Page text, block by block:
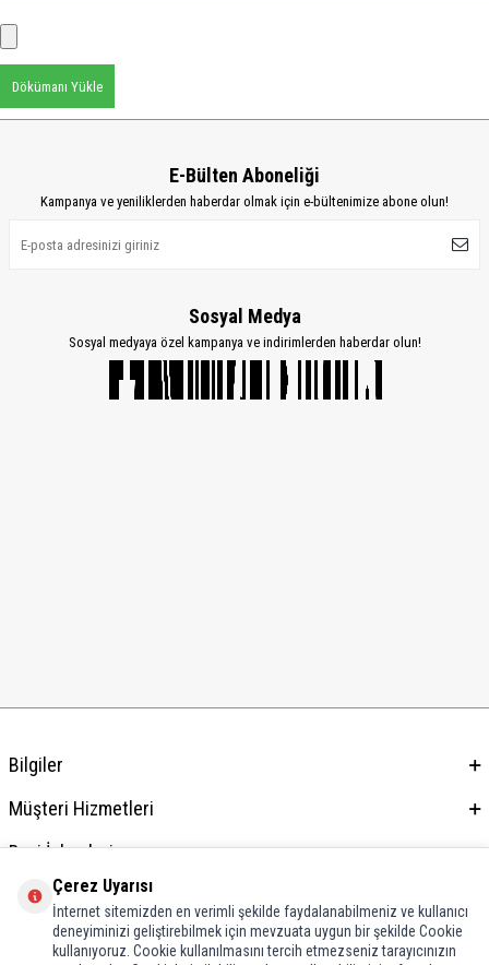
Dökümanı Yükle
E-Bülten Aboneliği
Kampanya ve yeniliklerden haberdar olmak için e-bültenimize abone olun!
Sosyal Medya
Sosyal medyaya özel kampanya ve indirimlerden haberdar olun!
Bilgiler
Müşteri Hizmetleri
Bayi İşlemleri
Adres & İletişim
Çerez Uyarısı
İnternet sitemizden en verimli şekilde faydalanabilmeniz ve kullanıcı
deneyiminizi geliştirebilmek için mevzuata uygun bir şekilde Cookie
kullanıyoruz. Cookie kullanılmasını tercih etmezseniz tarayıcınızın